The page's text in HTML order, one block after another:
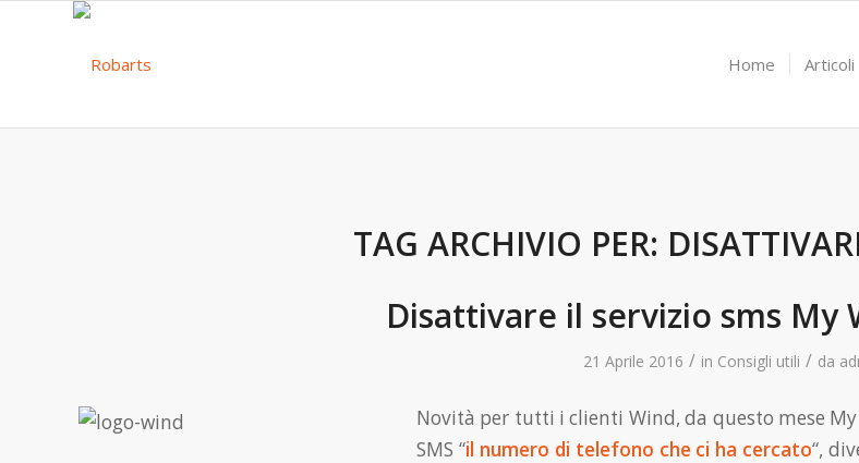
Home Articoli
TAG ARCHIVIO PER:
Disattivare il servizio sms My
21 Aprile 2016 / in Consigli utili / da
Novità per tutti i clienti Wind, da questo mese
SMS “il numero di telefono che ci ha cercato“,